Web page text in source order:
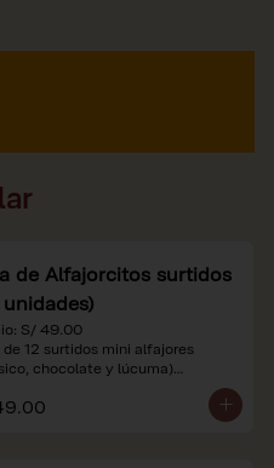
de Alfajorcitos surtidos
unidades)
S/ 49.00
de 12 surtidos mini alfajores
chocolate y lúcuma)
precios están expresados en